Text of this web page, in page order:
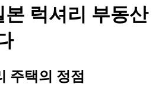
럭셔리 부동산
주택의 정점